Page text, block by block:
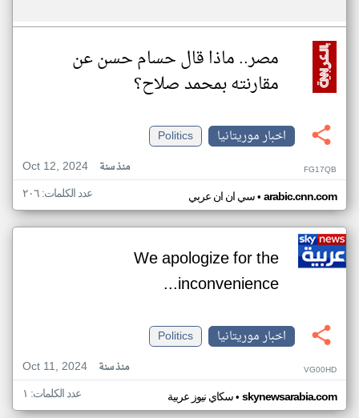
مصر.. ماذا قال حسام حسن عن
مقارنته بمحمد صلاح؟
اخبار موريتانيا
Politics
Oct 12, 2024
منذ سنة FG17QB
سي ان ان عربي• arabic.cnn.com عدد الكلمات: ٢٠٦
We apologize for the
inconvenience...
اخبار موريتانيا
Politics
Oct 11, 2024
منذ سنة VG00HD
سكاي نيوز عربية• skynewsarabia.com عدد الكلمات: ١